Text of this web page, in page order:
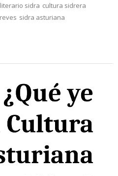
sidra cultura sidrera
sidra asturiana